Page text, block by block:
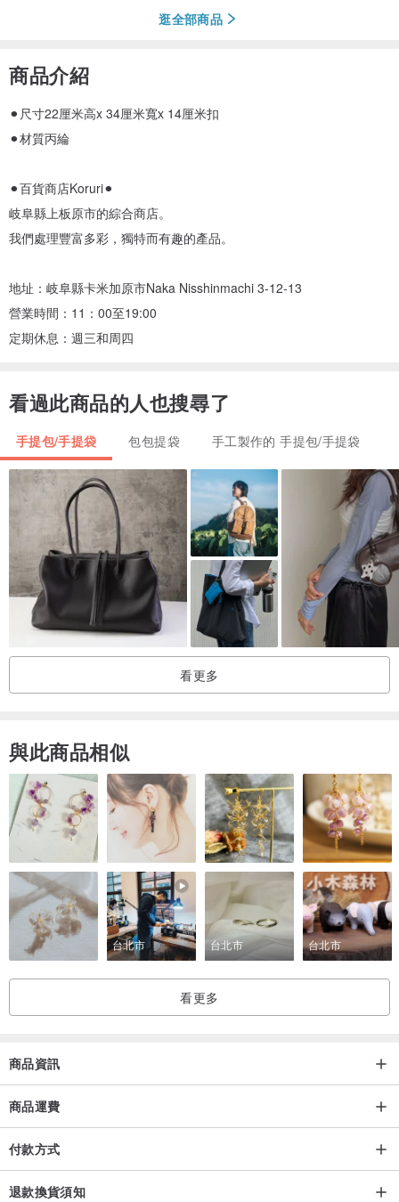
逛全部商品
商品介紹
⚫︎尺寸22厘米高x 34厘米寬x 14厘米扣
⚫︎材質丙綸
⚫︎百貨商店Koruri⚫︎
岐阜縣上板原市的綜合商店。
我們處理豐富多彩，獨特而有趣的產品。
地址：岐阜縣卡米加原市Naka Nisshinmachi 3-12-13
營業時間：11：00至19:00
定期休息：週三和周四
看過此商品的人也搜尋了
手提包/手提袋 包包提袋 手工製作的 手提包/手提袋
看更多
與此商品相似
台北市 台北市 台北市
看更多
商品資訊
商品運費
付款方式
退款換貨須知